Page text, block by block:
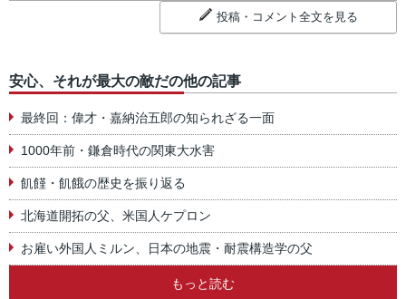
投稿・コメント全文を見る
安心、それが最大の敵だの他の記事
最終回：偉才・嘉納治五郎の知られざる一面
1000年前・鎌倉時代の関東大水害
飢饉・飢餓の歴史を振り返る
北海道開拓の父、米国人ケプロン
お雇い外国人ミルン、日本の地震・耐震構造学の父
もっと読む